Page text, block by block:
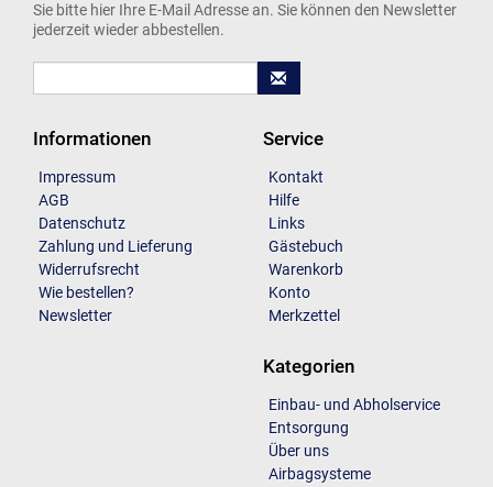
Sie bitte hier Ihre E-Mail Adresse an. Sie können den Newsletter
jederzeit wieder abbestellen.
Informationen
Impressum
AGB
Datenschutz
Zahlung und Lieferung
Widerrufsrecht
Wie bestellen?
Newsletter
Service
Kontakt
Hilfe
Links
Gästebuch
Warenkorb
Konto
Merkzettel
Kategorien
Einbau- und Abholservice
Entsorgung
Über uns
Airbagsysteme